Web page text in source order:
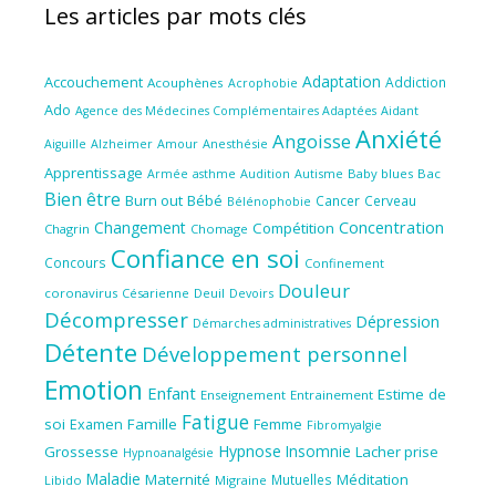
Les articles par mots clés
Accouchement Acouphènes Acrophobie Adaptation Addiction
Ado Agence des Médecines Complémentaires Adaptées Aidant
Aiguille Alzheimer Amour Anesthésie Angoisse Anxiété
Apprentissage Armée asthme Audition Autisme Baby blues Bac
Bien être Burn out Bébé Bélénophobie Cancer Cerveau
Chagrin Changement Chomage Compétition Concentration
Concours Confiance en soi Confinement
coronavirus Césarienne Deuil Devoirs Douleur
Décompresser Démarches administratives Dépression
Détente Développement personnel
Emotion Enfant Enseignement Entrainement Estime de
soi Examen Famille Fatigue Femme Fibromyalgie
Grossesse Hypnoanalgésie Hypnose Insomnie Lacher prise
Libido Maladie Maternité Migraine Mutuelles Méditation